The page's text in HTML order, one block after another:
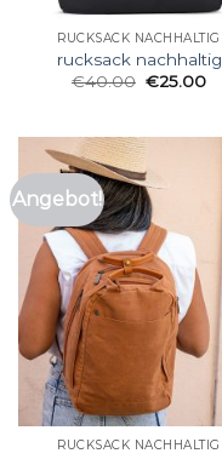
RUCKSACK NACHHALTIG
rucksack nachhaltig
€40.00 €25.00
Angebot!
RUCKSACK NACHHALTIG